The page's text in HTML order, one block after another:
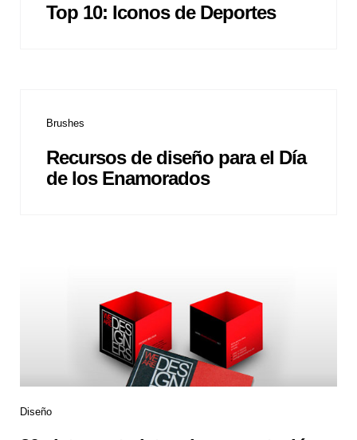
Top 10: Iconos de Deportes
Brushes
Recursos de diseño para el Día
de los Enamorados
Diseño